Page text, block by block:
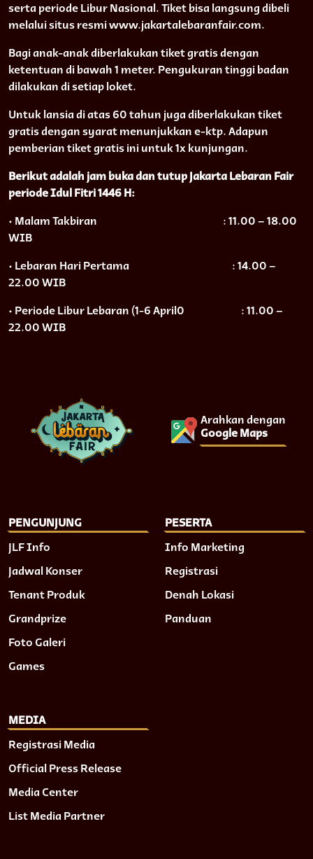
serta periode Libur Nasional. Tiket bisa langsung dibeli
melalui situs resmi www.jakartalebaranfair.com.
Bagi anak-anak diberlakukan tiket gratis dengan
ketentuan di bawah 1 meter. Pengukuran tinggi badan
dilakukan di setiap loket.
Untuk lansia di atas 60 tahun juga diberlakukan tiket
gratis dengan syarat menunjukkan e-ktp. Adapun
pemberian tiket gratis ini untuk 1x kunjungan.
Berikut adalah jam buka dan tutup Jakarta Lebaran Fair
periode Idul Fitri 1446 H:
• Malam Takbiran
: 11.00 – 18.00
WIB
• Lebaran Hari Pertama
: 14.00 –
22.00 WIB
• Periode Libur Lebaran (1-6 April0
: 11.00 –
22.00 WIB
Arahkan dengan
Google Maps
PENGUNJUNG
JLF Info
Jadwal Konser
Tenant Produk
Grandprize
Foto Galeri
Games
PESERTA
Info Marketing
Registrasi
Denah Lokasi
Panduan
MEDIA
Registrasi Media
Official Press Release
Media Center
List Media Partner